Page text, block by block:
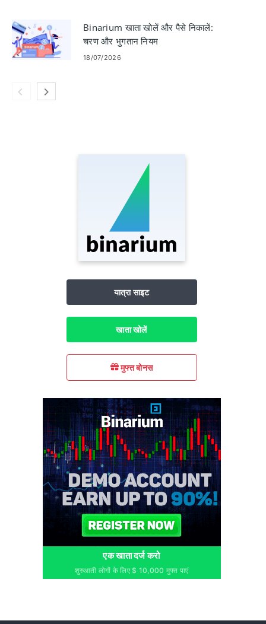
Binarium खाता खोलें और पैसे निकालें:
चरण और भुगतान नियम
18/07/2026
यात्रा साइट
खाता खोलें
मुफ्त बोनस
एक खाता दर्ज करो
शुरुआती लोगों के लिए $ 10,000 मुफ्त पाएं